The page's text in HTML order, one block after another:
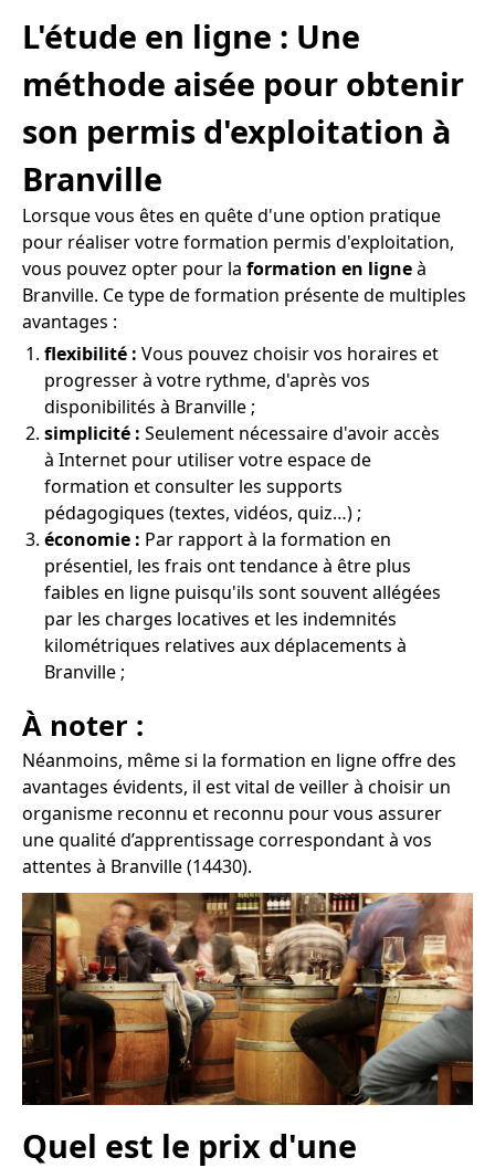
L'étude en ligne : Une
méthode aisée pour obtenir
son permis d'exploitation à
Branville
Lorsque vous êtes en quête d'une option pratique
pour réaliser votre formation permis d'exploitation,
vous pouvez opter pour la formation en ligneà
Branville. Ce type de formation présente de multiples
avantages :
flexibilité : Vous pouvez choisir vos horaires et
progresser à votre rythme, d'après vos
disponibilités à Branville ;
simplicité : Seulement nécessaire d'avoir accès
à Internet pour utiliser votre espace de
formation et consulter les supports
pédagogiques (textes, vidéos, quiz…) ;
économie : Par rapport à la formation en
présentiel, les frais ont tendance à être plus
faibles en ligne puisqu'ils sont souvent allégées
par les charges locatives et les indemnités
kilométriques relatives aux déplacements à
Branville ;
À noter :
Néanmoins, même si la formation en ligne offre des
avantages évidents, il est vital de veiller à choisir un
organisme reconnu et reconnu pour vous assurer
une qualité d’apprentissage correspondant à vos
attentes à Branville (14430).
Quel est le prix d'une